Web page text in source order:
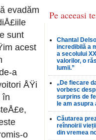
Pe aceeasi
Chantal
incredibilă a
a secolului
valorilor, o
lumii.”
„De fiecare
vorbesc
surprins de
le am
Căutarea
reînnoirii
din vremea
evadăm
sunt
acest
a
ÅŸi
în
o